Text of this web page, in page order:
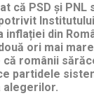
că PSD și PNL
inflației din
ori mai
românii
partidele
alegerilor.